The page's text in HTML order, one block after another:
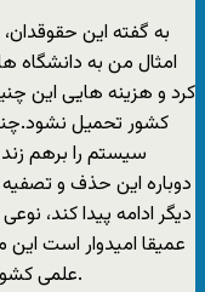
به گفته این
امثال من به دانشگاه ها
کرد و هزینه هایی این
کشور تحمیل
سیستم را برهم
دوباره این حذف و
دیگر ادامه پیدا کند،
عمیقا امیدوار است
علمی کشور بتواند ازاساتید برجسته خود بهره مند شود.